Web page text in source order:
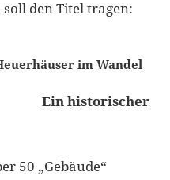
den Titel tragen:
im Wandel
50 „Gebäude“